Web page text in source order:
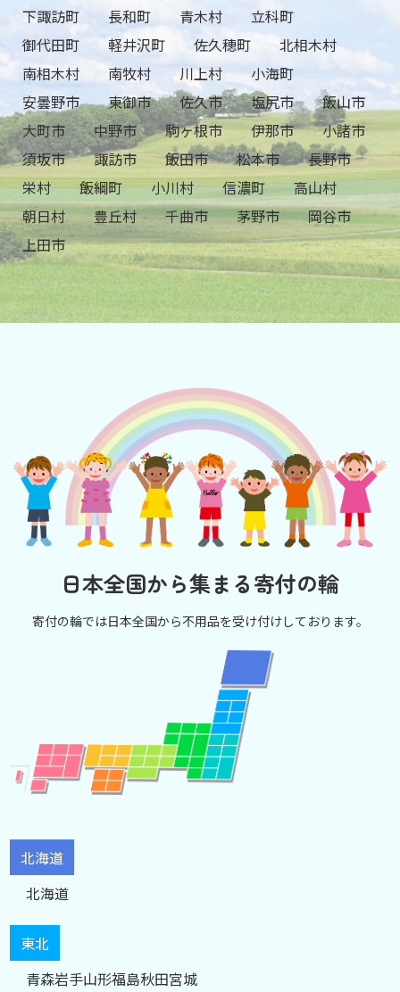
下諏訪町
長和町 青木村
立科町
御代田町
軽井沢町 佐久穂町
北相木村
南相木村
南牧村 川上村
小海町
安曇野市
東御市 佐久市 塩尻市
飯山市
大町市
中野市 駒ヶ根市 伊那市
小諸市
須坂市
諏訪市 飯田市 松本市
長野市
栄村
飯綱町 小川村 信濃町
高山村
朝日村
豊丘村 千曲市 茅野市
岡谷市
上田市
日本全国から集まる寄付の輪
寄付の輪では日本全国から不用品を受け付けしております。
北海道
北海道
東北
青森岩手山形福島秋田宮城